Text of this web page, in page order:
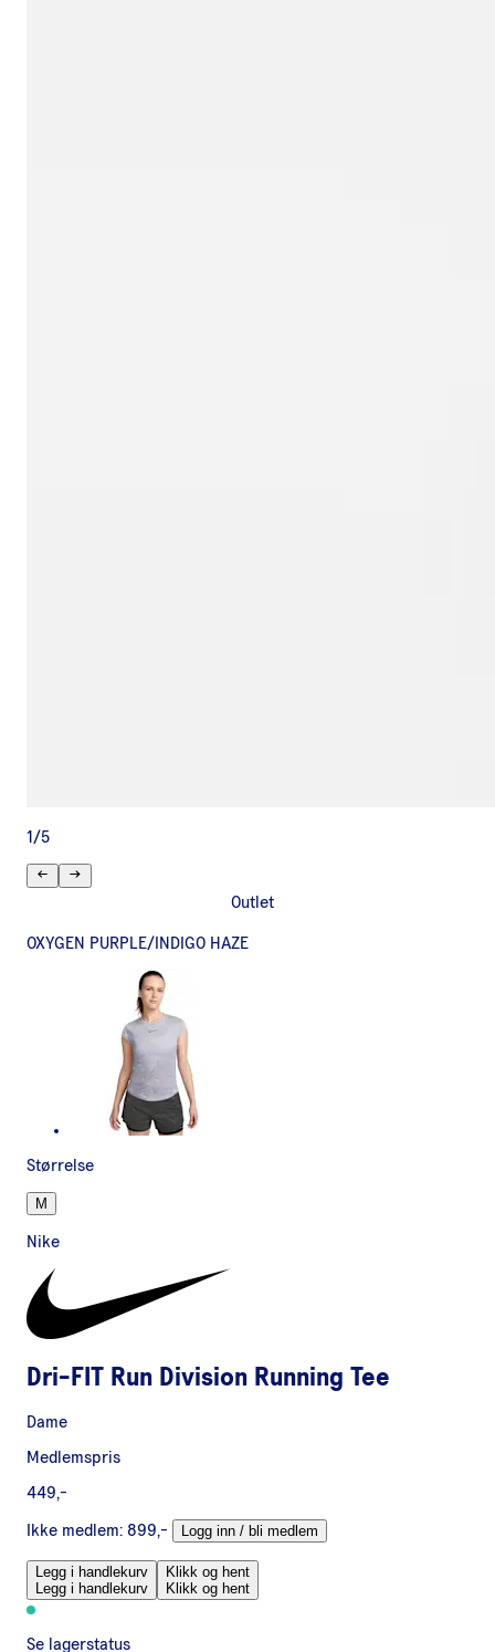
1 /5
Outlet
OXYGEN PURPLE/INDIGO HAZE
Størrelse
M
Nike
Dri-FIT Run Division Running Tee
Dame
Medlemspris
449,-
Ikke medlem: 899,- Logg inn / bli medlem
Legg i handlekurv
Legg i handlekurv
Klikk og hent
Klikk og hent
Se lagerstatus